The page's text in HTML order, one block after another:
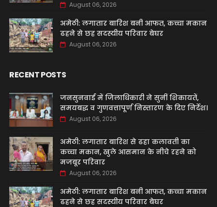
August 06, 2026
अमेठी: लगातार बारिश बनी आफत, कच्चा मकान
ढहने से छह सदस्यीय परिवार बेघर
August 06, 2026
RECENT POSTS
जनसुनवाई में जिलाधिकारी ने सुनीं शिकायतें,
समयबद्ध व गुणवत्तापूर्ण निस्तारण के दिए निर्देश।
August 06, 2026
अमेठी: लगातार बारिश से ढहा कलावती का
कच्चा मकान, खुले आसमान के नीचे रहने को
मजबूर परिवार
August 06, 2026
अमेठी: लगातार बारिश बनी आफत, कच्चा मकान
ढहने से छह सदस्यीय परिवार बेघर